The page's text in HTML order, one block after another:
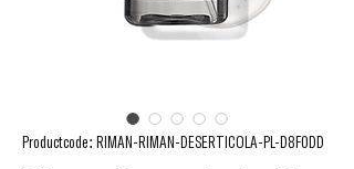
Productcode: RIMAN-RIMAN-DESERTICOLA-PL-D8F0DD